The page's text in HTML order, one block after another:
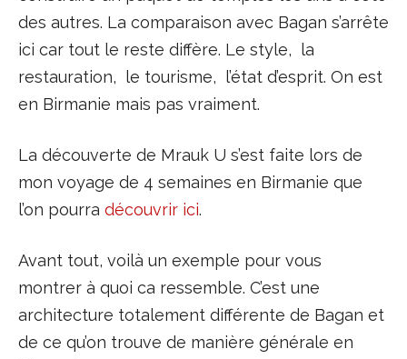
des autres. La comparaison avec Bagan s’arrête
ici car tout le reste diffère. Le style, la
restauration, le tourisme, l’état d’esprit. On est
en Birmanie mais pas vraiment.
La découverte de Mrauk U s’est faite lors de
mon voyage de 4 semaines en Birmanie que
l’on pourra découvrir ici.
Avant tout, voilà un exemple pour vous
montrer à quoi ca ressemble. C’est une
architecture totalement différente de Bagan et
de ce qu’on trouve de manière générale en